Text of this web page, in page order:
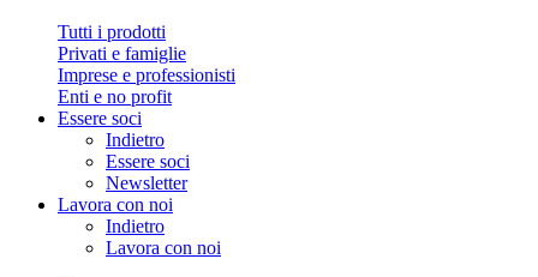
Tutti i prodotti
Privati e famiglie
Imprese e professionisti
Enti e no profit
Essere soci
Indietro
Essere soci
Newsletter
Lavora con noi
Indietro
Lavora con noi